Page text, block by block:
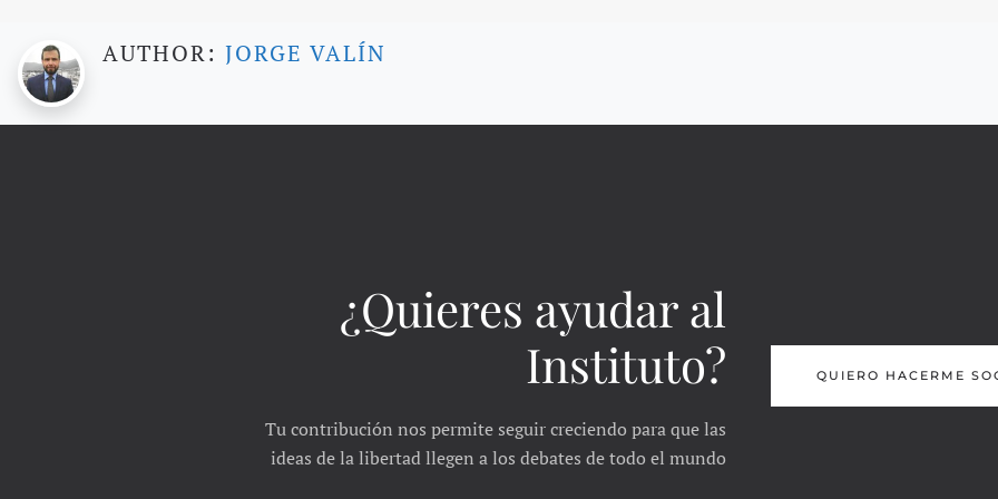
AUTHOR: JORGE VALÍN
¿Quieres ayudar al
Instituto?
Tu contribución nos permite seguir creciendo para que las
ideas de la libertad llegen a los debates de todo el mundo
QUIERO HACERME